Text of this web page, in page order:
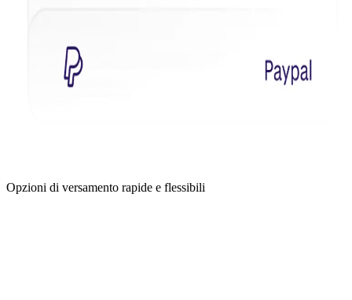
Opzioni di versamento rapide e flessibili